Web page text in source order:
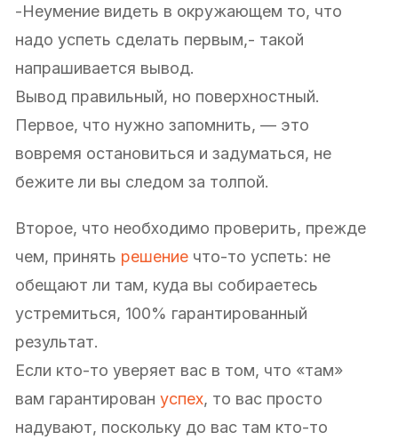
-Неумение видеть в окружающем то, что
надо успеть сделать первым,- такой
напрашивается вывод.
Вывод правильный, но поверхностный.
Первое, что нужно запомнить, — это
вовремя остановиться и задуматься, не
бежите ли вы следом за толпой.
Второе, что необходимо проверить, прежде
чем, принять решение что-то успеть: не
обещают ли там, куда вы собираетесь
устремиться, 100% гарантированный
результат.
Если кто-то уверяет вас в том, что «там»
вам гарантирован успех, то вас просто
надувают, поскольку до вас там кто-то